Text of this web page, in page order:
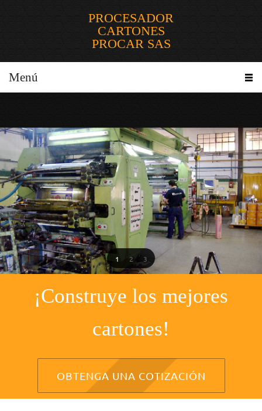
PROCESADOR
CARTONES
PROCAR SAS
Menú
1 2 3
¡Construye los mejores
cartones!
OBTENGA UNA COTIZACIÓN